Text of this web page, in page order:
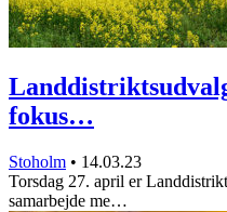
fokus…
Stoholm • 14.03.23
Torsdag 27. april er
samarbejde me…